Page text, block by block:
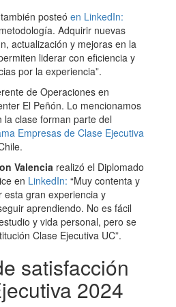
también posteó en LinkedIn:
Adquirir nuevas
actualización y mejoras en la
liderar con eficiencia y
por la experiencia”.
de Operaciones en
El Peñón. Lo mencionamos
clase forman parte del
Empresas de Clase Ejecutiva
Valencia realizó el Diplomado
en LinkedIn: “Muy contenta y
esta gran experiencia y
aprendiendo. No es fácil
y vida personal, pero se
Clase Ejecutiva UC”.
satisfacción
2024